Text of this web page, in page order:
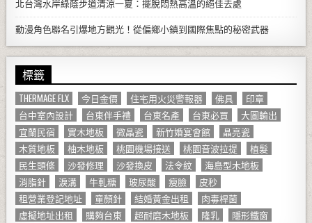
北台灣水岸綠蔭步道清涼一夏：擺脫悶熱高溫的絕佳去處
動漫角色聯名引爆地方觀光！從偏鄉小鎮到國際焦點的秘密武器
標籤
THERMAGE FLX 今日金價 住宅用火災警報器 佛具
印章
台中室內設計
台東伴手禮 台東名產 台東必買
大圖輸出
宜蘭民宿
實木地板 微晶瓷 新竹婚宴會館
晶亮瓷
木質地板
柚木地板 桃園機場接送 桃園音波拉提
植髮
民生頭條
沙發修理 沙發換皮 法令紋
海島型木地板
消脂針
淚溝 牛軋糖 玻尿酸 瘦臉
皮秒
租營業登記地址
童顏針 結婚黃金出租
肉毒桿菌
虛擬地址出租
購夠台東 超耐磨木地板 隆乳
隱形鐵窗